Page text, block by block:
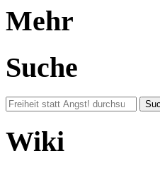
Mehr
Suche
Wiki